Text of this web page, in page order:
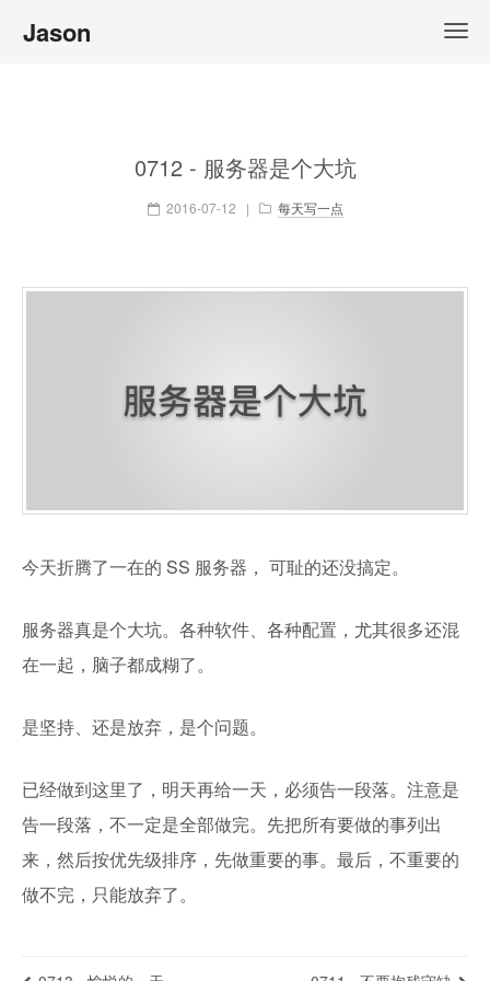
Jason
0712 - 服务器是个大坑
2016-07-12 | 每天写一点
今天折腾了一在的 SS 服务器， 可耻的还没搞定。
服务器真是个大坑。各种软件、各种配置，尤其很多还混
在一起，脑子都成糊了。
是坚持、还是放弃，是个问题。
已经做到这里了，明天再给一天，必须告一段落。注意是
告一段落，不一定是全部做完。先把所有要做的事列出
来，然后按优先级排序，先做重要的事。最后，不重要的
做不完，只能放弃了。